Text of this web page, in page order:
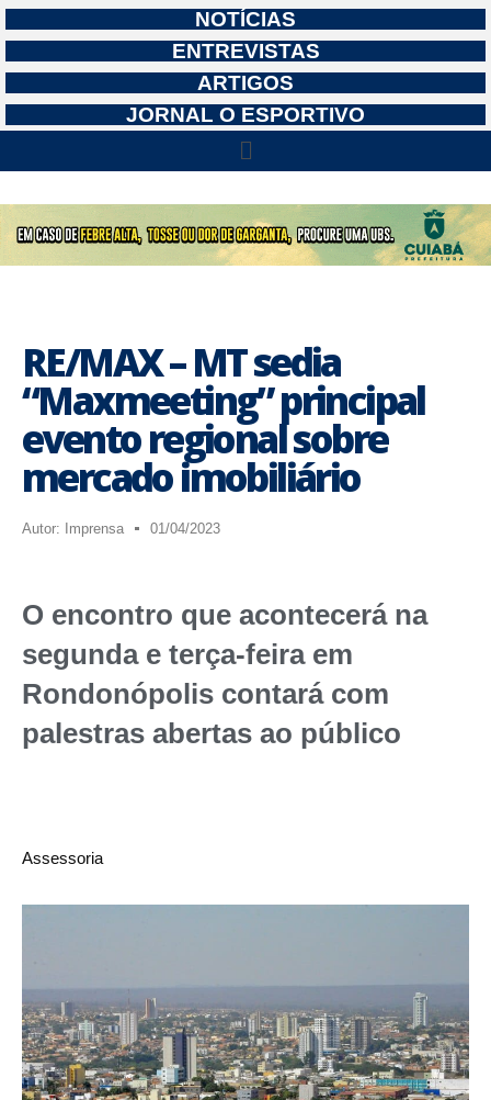
NOTÍCIAS
ENTREVISTAS
ARTIGOS
JORNAL O ESPORTIVO
RE/MAX – MT sedia
“Maxmeeting” principal
evento regional sobre
mercado imobiliário
Autor: Imprensa 01/04/2023
O encontro que acontecerá na
segunda e terça-feira em
Rondonópolis contará com
palestras abertas ao público
Assessoria